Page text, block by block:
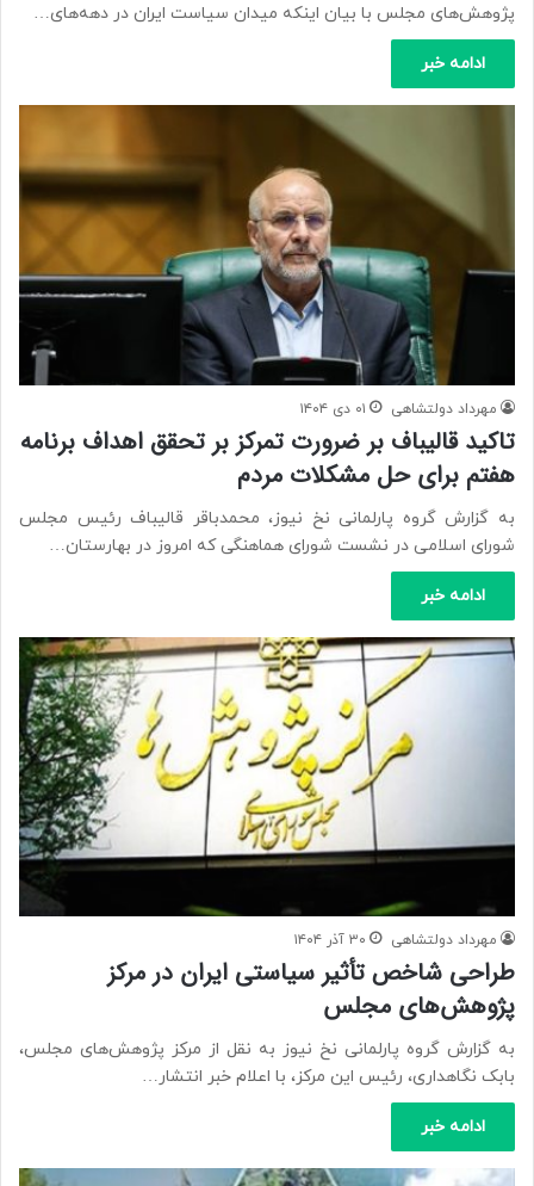
پژوهش‌های مجلس با بیان اینکه میدان سیاست ایران در دهه‌های…
ادامه خبر
مهرداد دولتشاهی ۰۱ دی ۱۴۰۴
تاکید قالیباف بر ضرورت تمرکز بر تحقق اهداف برنامه
هفتم برای حل مشکلات مردم
به گزارش گروه پارلمانی نخ نیوز، محمدباقر قالیباف رئیس مجلس
شورای اسلامی در نشست شورای هماهنگی که امروز در بهارستان…
ادامه خبر
مهرداد دولتشاهی ۳۰ آذر ۱۴۰۴
طراحی شاخص تأثیر سیاستی ایران در مرکز
پژوهش‌های مجلس
به گزارش گروه پارلمانی نخ نیوز به نقل از مرکز پژوهش‌های مجلس،
بابک نگاهداری، رئیس این مرکز، با اعلام خبر انتشار…
ادامه خبر